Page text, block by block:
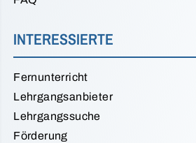
INTERESSIERTE
Fernunterricht
Lehrgangsanbieter
Lehrgangssuche
Förderung